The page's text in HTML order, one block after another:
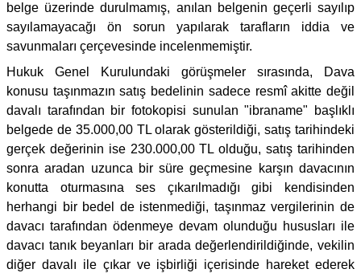
belge üzerinde durulmamış, anılan belgenin geçerli sayılıp
sayılamayacağı ön sorun yapılarak tarafların iddia ve
savunmaları çerçevesinde incelenmemiştir.
Hukuk Genel Kurulundaki görüşmeler sırasında, Dava
konusu taşınmazın satış bedelinin sadece resmî akitte değil
davalı tarafından bir fotokopisi sunulan "ibraname" başlıklı
belgede de 35.000,00 TL olarak gösterildiği, satış tarihindeki
gerçek değerinin ise 230.000,00 TL olduğu, satış tarihinden
sonra aradan uzunca bir süre geçmesine karşın davacının
konutta oturmasına ses çıkarılmadığı gibi kendisinden
herhangi bir bedel de istenmediği, taşınmaz vergilerinin de
davacı tarafından ödenmeye devam olunduğu hususları ile
davacı tanık beyanları bir arada değerlendirildiğinde, vekilin
diğer davalı ile çıkar ve işbirliği içerisinde hareket ederek